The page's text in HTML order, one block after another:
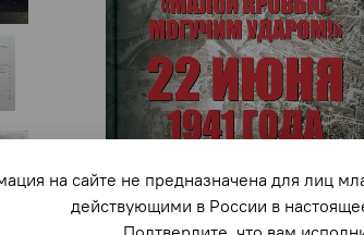
на сайте не предназначена для лиц
действующими в России в